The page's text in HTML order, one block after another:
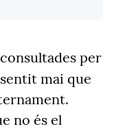
per
mai que
no és el